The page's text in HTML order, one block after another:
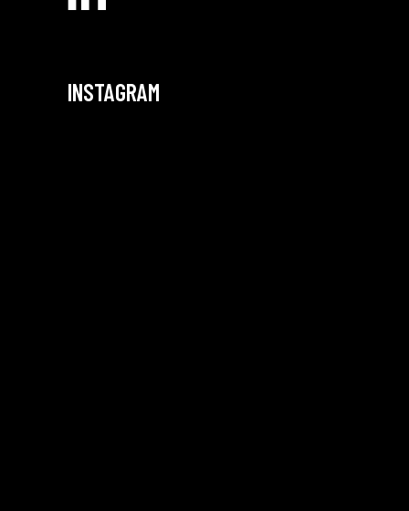
INSTAGRAM